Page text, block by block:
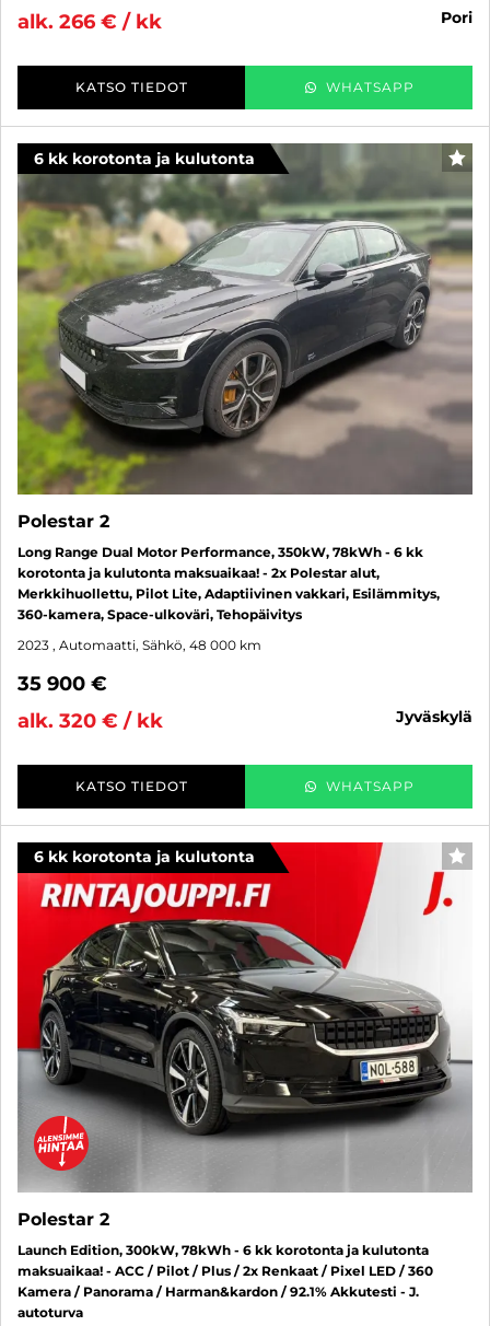
alk. 266 € / kk pori
KATSO TIEDOT WHATSAPP
6 kk korotonta ja kulutonta
Polestar 2
Long Range Dual Motor Performance, 350kW, 78kWh - 6 kk
korotonta ja kulutonta maksuaikaa! - 2x Polestar alut,
Merkkihuollettu, Pilot Lite, Adaptiivinen vakkari, Esilämmitys,
360-kamera, Space-ulkoväri, Tehopäivitys
2023 , Automaatti, Sähkö, 48 000 km
35 900 €
alk. 320 € / kk
jyväskylä
KATSO TIEDOT WHATSAPP
6 kk korotonta ja kulutonta
Polestar 2
Launch Edition, 300kW, 78kWh - 6 kk korotonta ja kulutonta
maksuaikaa! - ACC / Pilot / Plus / 2x Renkaat / Pixel LED / 360
Kamera / Panorama / Harman&kardon / 92.1% Akkutesti - J.
autoturva